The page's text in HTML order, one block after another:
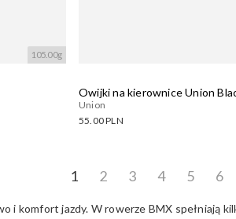
105.00g
Owijki na kierownice Union
Union
55.00 PLN
Wczytywanie....
1 2 3 4 5 6
komfort jazdy. W rowerze BMX spełniają